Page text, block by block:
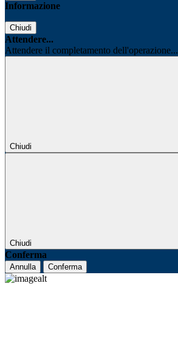
Informazione
Chiudi
Attendere...
Attendere il completamento dell'operazione...
Chiudi
Chiudi
Conferma
Annulla Conferma